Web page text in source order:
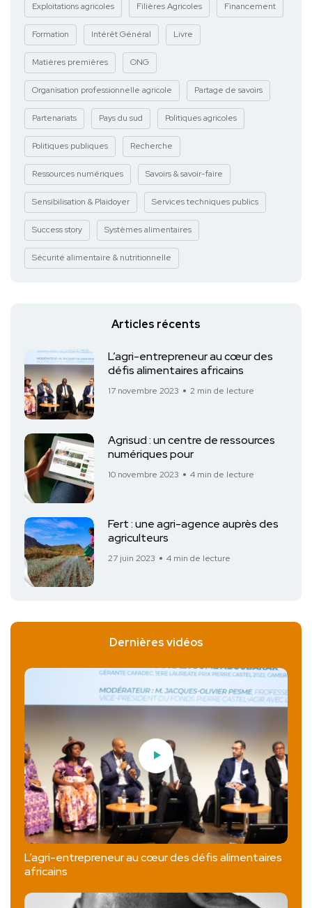
Exploitations agricoles Filières Agricoles Financement
Formation Intérêt Général Livre
Matières premières ONG
Organisation professionnelle agricole Partage de savoirs
Partenariats Pays du sud Politiques agricoles
Politiques publiques Recherche
Ressources numériques Savoirs & savoir-faire
Sensibilisation & Plaidoyer Services techniques publics
Success story Systèmes alimentaires
Sécurité alimentaire & nutritionnelle
Articles récents
L’agri-entrepreneur au cœur des
défis alimentaires africains
17 novembre 2023 2 min de lecture
Agrisud : un centre de ressources
numériques pour
10 novembre 2023 4 min de lecture
Fert : une agri-agence auprès des
agriculteurs
27 juin 2023 4 min de lecture
Dernières vidéos
L’agri-entrepreneur au cœur des défis alimentaires
africains